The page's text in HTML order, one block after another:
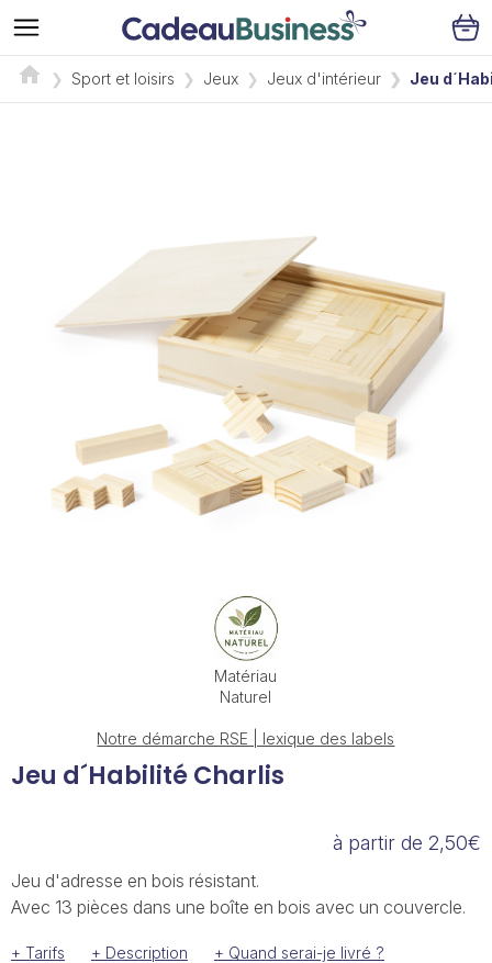
Sport et loisirs Jeux Jeux d'intérieur Jeu
Matériau
Naturel
Notre démarche RSE | lexique des labels
Jeu d´Habilité Charlis
à partir de 2,50€
Jeu d'adresse en bois résistant.
Avec 13 pièces dans une boîte en bois avec un couvercle.
+ Tarifs + Description + Quand serai-je livré ?